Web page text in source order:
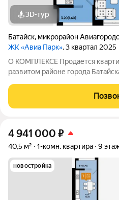
3D-тур
Батайск, микрорайон
ЖК «Авиа Парк», 3 квартал 2025
О КОМПЛЕКСЕ Продается
развитом районе города
продуктовый рынок, остановка
Этажность домов: 9 этажей Срок
4 941 000 ₽
40,5 м² 1-комн. квартира 9
новостройка